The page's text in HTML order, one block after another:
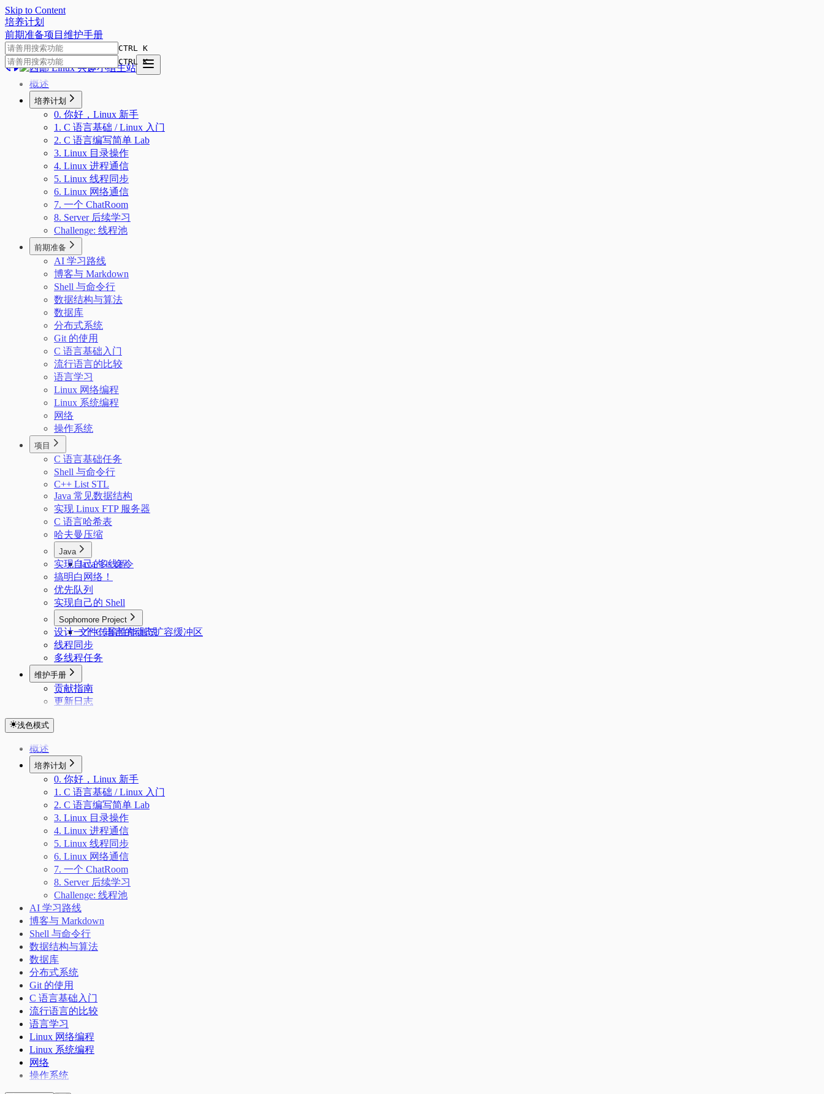
Skip to Content
培养计划
前期准备项目 维护手册
CTRL K
CTRL K
概述
培养计划
0. 你好，Linux 新手
1. C 语言基础 / Linux 入门
2. C 语言编写简单 Lab
3. Linux 目录操作
4. Linux 进程通信
5. Linux 线程同步
6. Linux 网络通信
7. 一个 ChatRoom
8. Server 后续学习
Challenge: 线程池
前期准备
AI 学习路线
博客与 Markdown
Shell 与命令行
数据结构与算法
数据库
分布式系统
Git 的使用
C 语言基础入门
流行语言的比较
语言学习
Linux 网络编程
Linux 系统编程
网络
操作系统
项目
C 语言基础任务
Shell 与命令行
C++ List STL
Java 常见数据结构
实现 Linux FTP 服务器
C 语言哈希表
哈夫曼压缩
Java
Java 多线程
实现自己的 ls 命令
搞明白网络！
优先队列
实现自己的 Shell
Sophomore Project
文件传输性能测试
设计一个 C 语言的动态扩容缓冲区
线程同步
多线程任务
维护手册
贡献指南
更新日志
浅色模式
概述
培养计划
0. 你好，Linux 新手
1. C 语言基础 / Linux 入门
2. C 语言编写简单 Lab
3. Linux 目录操作
4. Linux 进程通信
5. Linux 线程同步
6. Linux 网络通信
7. 一个 ChatRoom
8. Server 后续学习
Challenge: 线程池
AI 学习路线
博客与 Markdown
Shell 与命令行
数据结构与算法
数据库
分布式系统
Git 的使用
C 语言基础入门
流行语言的比较
语言学习
Linux 网络编程
Linux 系统编程
网络
操作系统